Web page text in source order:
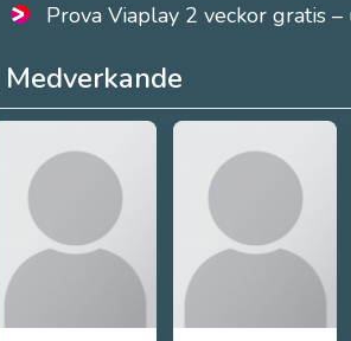
Prova Viaplay 2 veckor gratis
Medverkande